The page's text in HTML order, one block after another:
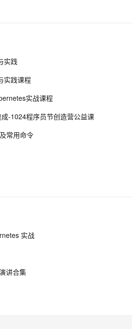
持续部署（CI/CD）的自动化
工具5分钟上手
智能自动化，但首先要解决员
手把手教你打造智能邮件发送
实践
实践课程
实战课程
-1024程序员节创造营公益课
常用命令
实战
讲合集